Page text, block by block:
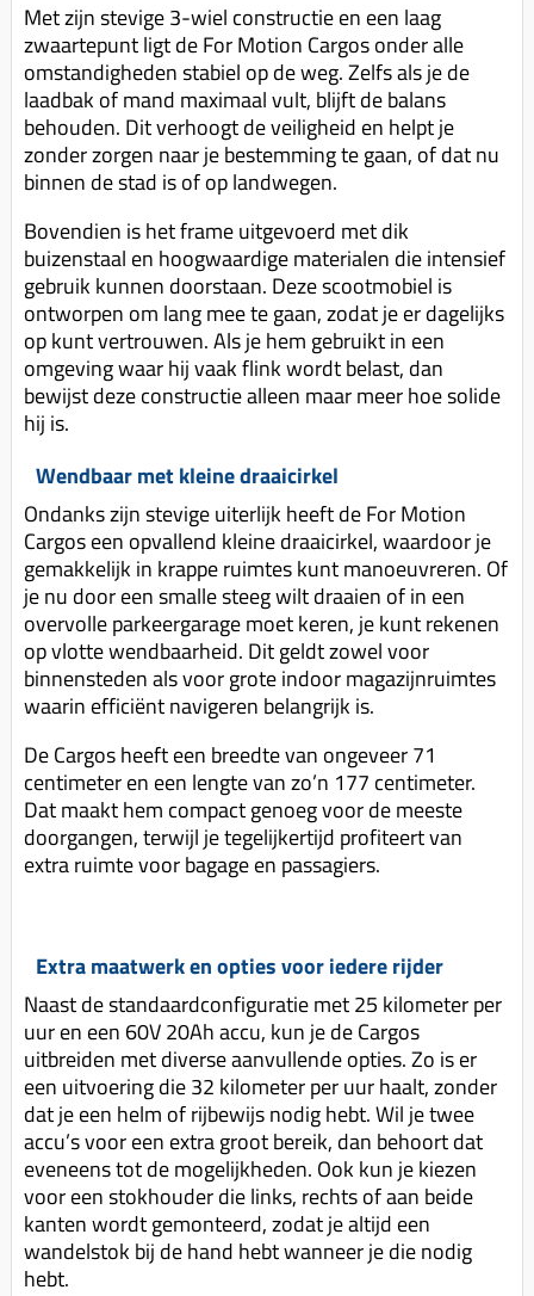
Met zijn stevige 3-wiel constructie en een laag
zwaartepunt ligt de For Motion Cargos onder alle
omstandigheden stabiel op de weg. Zelfs als je de
laadbak of mand maximaal vult, blijft de balans
behouden. Dit verhoogt de veiligheid en helpt je
zonder zorgen naar je bestemming te gaan, of dat nu
binnen de stad is of op landwegen.
Bovendien is het frame uitgevoerd met dik
buizenstaal en hoogwaardige materialen die intensief
gebruik kunnen doorstaan. Deze scootmobiel is
ontworpen om lang mee te gaan, zodat je er dagelijks
op kunt vertrouwen. Als je hem gebruikt in een
omgeving waar hij vaak flink wordt belast, dan
bewijst deze constructie alleen maar meer hoe solide
hij is.
Wendbaar met kleine draaicirkel
Ondanks zijn stevige uiterlijk heeft de For Motion
Cargos een opvallend kleine draaicirkel, waardoor je
gemakkelijk in krappe ruimtes kunt manoeuvreren. Of
je nu door een smalle steeg wilt draaien of in een
overvolle parkeergarage moet keren, je kunt rekenen
op vlotte wendbaarheid. Dit geldt zowel voor
binnensteden als voor grote indoor magazijnruimtes
waarin efficiënt navigeren belangrijk is.
De Cargos heeft een breedte van ongeveer 71
centimeter en een lengte van zo’n 177 centimeter.
Dat maakt hem compact genoeg voor de meeste
doorgangen, terwijl je tegelijkertijd profiteert van
extra ruimte voor bagage en passagiers.
Extra maatwerk en opties voor iedere rijder
Naast de standaardconfiguratie met 25 kilometer per
uur en een 60V 20Ah accu, kun je de Cargos
uitbreiden met diverse aanvullende opties. Zo is er
een uitvoering die 32 kilometer per uur haalt, zonder
dat je een helm of rijbewijs nodig hebt. Wil je twee
accu’s voor een extra groot bereik, dan behoort dat
eveneens tot de mogelijkheden. Ook kun je kiezen
voor een stokhouder die links, rechts of aan beide
kanten wordt gemonteerd, zodat je altijd een
wandelstok bij de hand hebt wanneer je die nodig
hebt.